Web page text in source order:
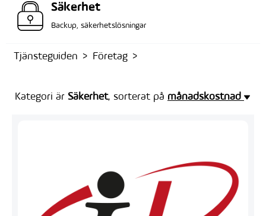
Säkerhet
Backup, säkerhetslösningar
Tjänsteguiden Företag
Kategori är Säkerhet, sorterat på månadskostnad